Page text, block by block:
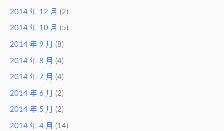
2014 年 12 月 (2)
2014 年 10 月 (5)
2014 年 9 月 (8)
2014 年 8 月 (4)
2014 年 7 月 (4)
2014 年 6 月 (2)
2014 年 5 月 (2)
2014 年 4 月 (14)